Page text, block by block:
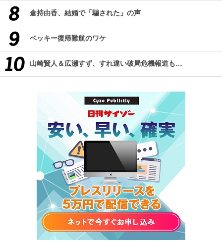
倉持由香、結婚で「騙された」の声
ベッキー復帰難航のワケ
山崎賢人＆広瀬すず、すれ違い破局危機報道も…